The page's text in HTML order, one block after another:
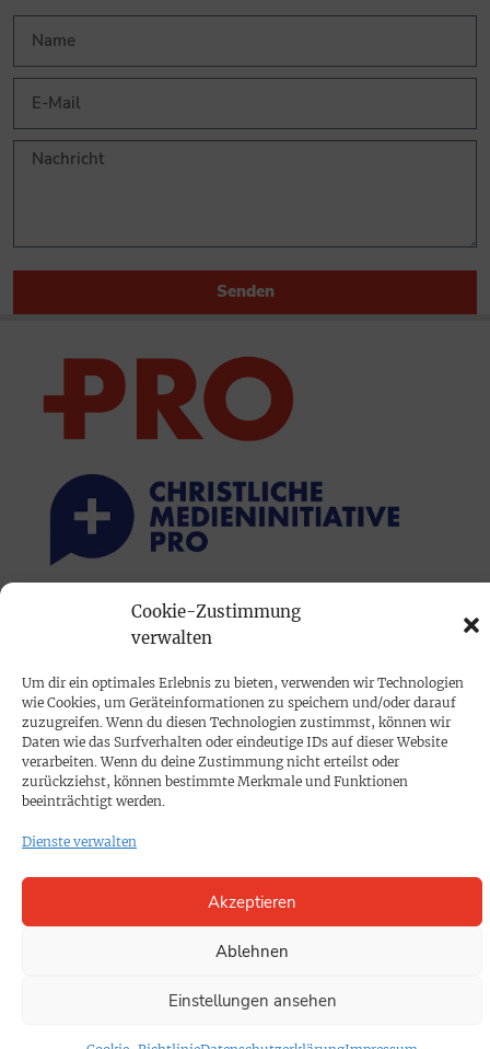
Cookie-Zustimmung
verwalten
Um dir ein optimales Erlebnis zu bieten, verwenden wir Technologien
wie Cookies, um Geräteinformationen zu speichern und/oder darauf
zuzugreifen. Wenn du diesen Technologien zustimmst, können wir
Daten wie das Surfverhalten oder eindeutige IDs auf dieser Website
verarbeiten. Wenn du deine Zustimmung nicht erteilst oder
zurückziehst, können bestimmte Merkmale und Funktionen
beeinträchtigt werden.
Dienste verwalten
Akzeptieren
Ablehnen
Einstellungen ansehen
Senden
PRINTAUSGABE
PROKOMPAKT
Impressum
SPENDEN
Datenschutz